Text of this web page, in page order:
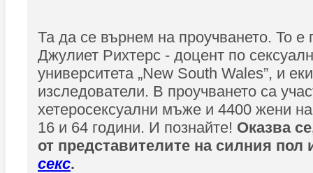
Та да се върнем на проучването. То е
Джулиет Рихтерс - доцент по
университета „New South Wales”, и
изследователи. В проучването са
хетеросексуални мъже и 4400 жени
16 и 64 години. И познайте! Оказва
от представителите на силния пол
секс.